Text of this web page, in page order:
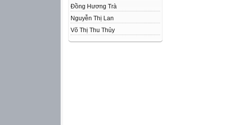
Đồng Hương Trà
Nguyễn Thị Lan
Võ Thị Thu Thủy